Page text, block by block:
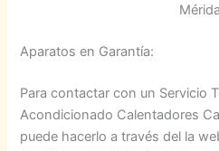
Aparatos en Garantía:
Para contactar con un Servicio
Acondicionado Calentadores
puede hacerlo a través del la